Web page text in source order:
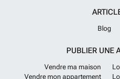
Blog
PUBLIER UNE
Vendre ma maison
Vendre mon appartement